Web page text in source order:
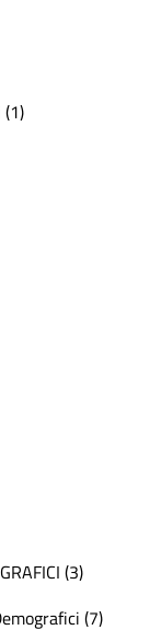
(3)
(7)